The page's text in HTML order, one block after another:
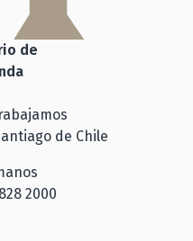
de
de Chile
2000